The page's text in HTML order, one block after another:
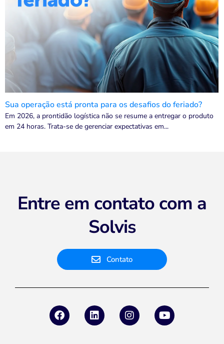
Sua operação está pronta para os desafios do feriado?
Em 2026, a prontidão logística não se resume a entregar o produto
em 24 horas. Trata-se de gerenciar expectativas em...
Entre em contato com a
Solvis
Contato